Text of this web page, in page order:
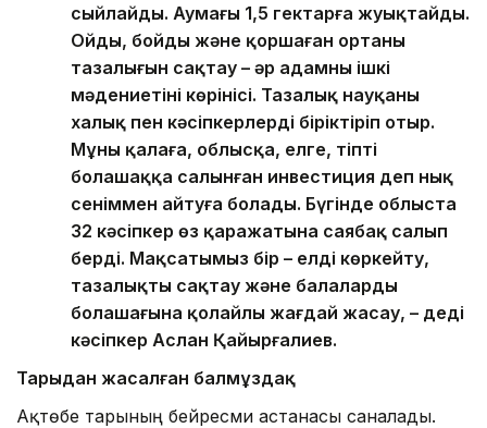
сыйлайды. Аумағы 1,5 гектарға жуықтайды.
Ойдың, бойдың және қоршаған ортаның
тазалығын сақтау – әр адамның ішкі
мәдениетінің көрінісі. Тазалық науқаны
халық пен кәсіпкерлерді біріктіріп отыр.
Мұны қалаға, облысқа, елге, тіпті
болашаққа салынған инвестиция деп нық
сеніммен айтуға болады. Бүгінде облыста
32 кәсіпкер өз қаражатына саябақ салып
берді. Мақсатымыз бір – елді көркейту,
тазалықты сақтау және балалардың
болашағына қолайлы жағдай жасау, – деді
кәсіпкер Аслан Қайырғалиев.
Тарыдан жасалған балмұздақ
Ақтөбе тарының бейресми астанасы саналады.